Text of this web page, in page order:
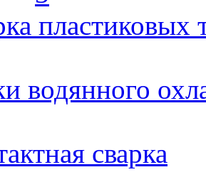
пластиковых
водянного
сварка